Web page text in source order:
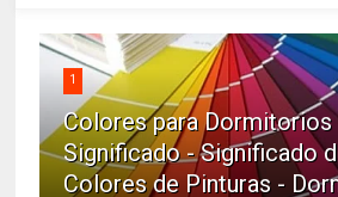
1
Colores para
Significado - Significado
Colores de Pinturas -